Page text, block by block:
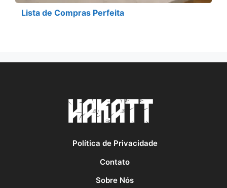
Lista de Compras Perfeita
Política de Privacidade
Contato
Sobre Nós